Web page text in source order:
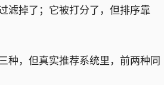
滤掉了；它被打分了，但排序靠
种，但真实推荐系统里，前两种同